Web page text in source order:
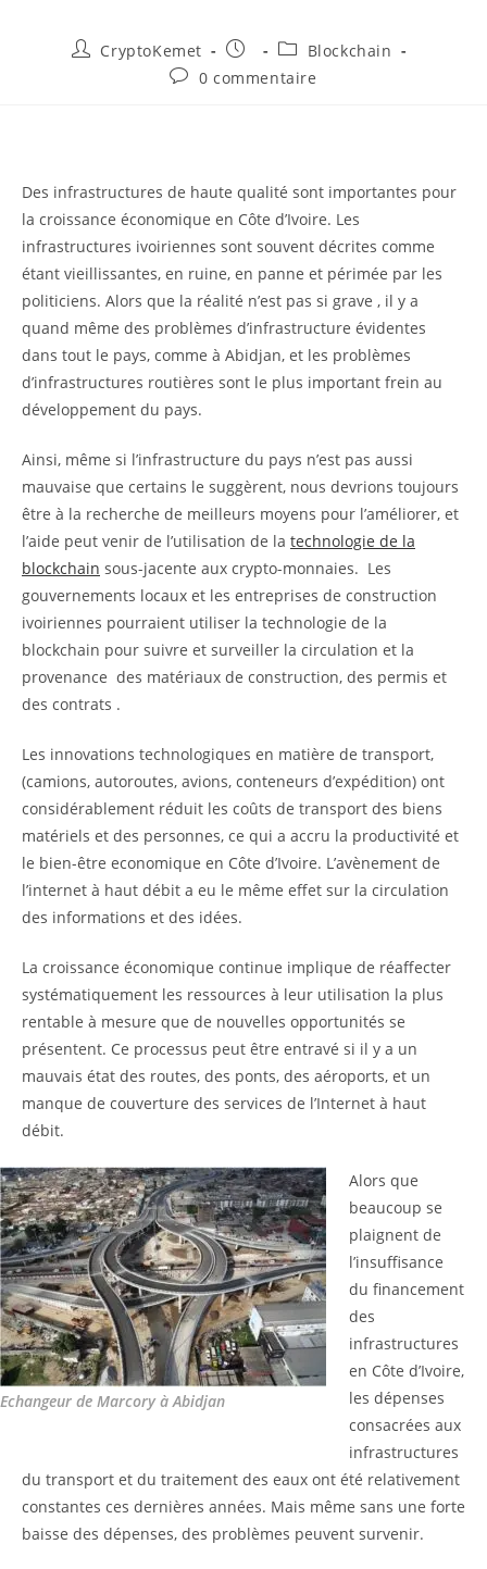
Auteur/autrice
CryptoKemet
Publication
publiée :
Post
category:
Blockchain
Commentaires
0 commentaire
Des infrastructures de haute qualité sont importantes pour
la croissance économique en Côte d’Ivoire. Les
infrastructures ivoiriennes sont souvent décrites comme
étant vieillissantes, en ruine, en panne et périmée par les
politiciens. Alors que la réalité n’est pas si grave , il y a
quand même des problèmes d’infrastructure évidentes
dans tout le pays, comme à Abidjan, et les problèmes
d’infrastructures routières sont le plus important frein au
développement du pays.
Ainsi, même si l’infrastructure du pays n’est pas aussi
mauvaise que certains le suggèrent, nous devrions toujours
être à la recherche de meilleurs moyens pour l’améliorer, et
l’aide peut venir de l’utilisation de la technologie de la
blockchain sous-jacente aux crypto-monnaies. Les
gouvernements locaux et les entreprises de construction
ivoiriennes pourraient utiliser la technologie de la
blockchain pour suivre et surveiller la circulation et la
provenance des matériaux de construction, des permis et
des contrats .
Les innovations technologiques en matière de transport,
(camions, autoroutes, avions, conteneurs d’expédition) ont
considérablement réduit les coûts de transport des biens
matériels et des personnes, ce qui a accru la productivité et
le bien-être economique en Côte d’Ivoire. L’avènement de
l’internet à haut débit a eu le même effet sur la circulation
des informations et des idées.
La croissance économique continue implique de réaffecter
systématiquement les ressources à leur utilisation la plus
rentable à mesure que de nouvelles opportunités se
présentent. Ce processus peut être entravé si il y a un
mauvais état des routes, des ponts, des aéroports, et un
manque de couverture des services de l’Internet à haut
débit.
Echangeur de Marcory à Abidjan
Alors que
beaucoup se
plaignent de
l’insuffisance
du financement
des
infrastructures
en Côte d’Ivoire,
les dépenses
consacrées aux
infrastructures
du transport et du traitement des eaux ont été relativement
constantes ces dernières années. Mais même sans une forte
baisse des dépenses, des problèmes peuvent survenir.